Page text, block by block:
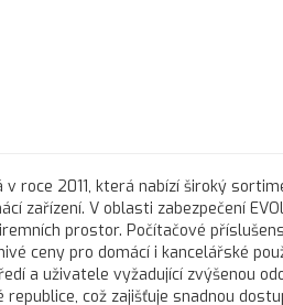
roce 2011, která nabízí široký
zařízení. V oblasti zabezpečení
prostor. Počítačové
ceny pro domácí i kancelářské
a uživatele vyžadující zvýšenou
což zajišťuje snadnou